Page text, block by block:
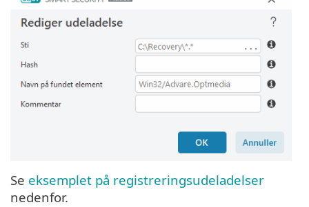
Se eksemplet på registreringsudeladelser
nedenfor.